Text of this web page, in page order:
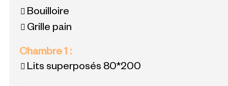
Bouilloire
Grille pain
Chambre 1 :
Lits superposés 80*200